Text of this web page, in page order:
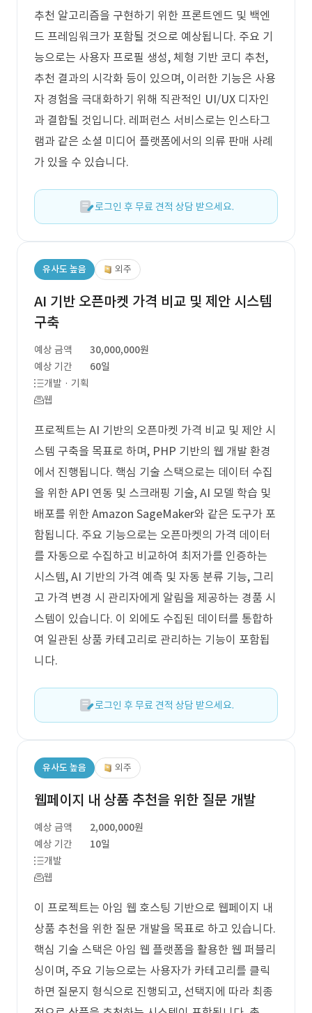
추천 알고리즘을 구현하기 위한 프론트엔드 및 백엔
드 프레임워크가 포함될 것으로 예상됩니다. 주요 기
능으로는 사용자 프로필 생성, 체형 기반 코디 추천,
추천 결과의 시각화 등이 있으며, 이러한 기능은 사용
자 경험을 극대화하기 위해 직관적인 UI/UX 디자인
과 결합될 것입니다. 레퍼런스 서비스로는 인스타그
램과 같은 소셜 미디어 플랫폼에서의 의류 판매 사례
가 있을 수 있습니다.
로그인 후 무료 견적 상담 받으세요.
유사도 높음 외주
AI 기반 오픈마켓 가격 비교 및 제안 시스템
구축
예상 금액
30,000,000원
예상 기간
60일
개발 · 기획
웹
프로젝트는 AI 기반의 오픈마켓 가격 비교 및 제안 시
스템 구축을 목표로 하며, PHP 기반의 웹 개발 환경
에서 진행됩니다. 핵심 기술 스택으로는 데이터 수집
을 위한 API 연동 및 스크래핑 기술, AI 모델 학습 및
배포를 위한 Amazon SageMaker와 같은 도구가 포
함됩니다. 주요 기능으로는 오픈마켓의 가격 데이터
를 자동으로 수집하고 비교하여 최저가를 인증하는
시스템, AI 기반의 가격 예측 및 자동 분류 기능, 그리
고 가격 변경 시 관리자에게 알림을 제공하는 경품 시
스템이 있습니다. 이 외에도 수집된 데이터를 통합하
여 일관된 상품 카테고리로 관리하는 기능이 포함됩
니다.
로그인 후 무료 견적 상담 받으세요.
유사도 높음 외주
웹페이지 내 상품 추천을 위한 질문 개발
예상 금액
2,000,000원
예상 기간
10일
개발
웹
이 프로젝트는 아임 웹 호스팅 기반으로 웹페이지 내
상품 추천을 위한 질문 개발을 목표로 하고 있습니다.
핵심 기술 스택은 아임 웹 플랫폼을 활용한 웹 퍼블리
싱이며, 주요 기능으로는 사용자가 카테고리를 클릭
하면 질문지 형식으로 진행되고, 선택지에 따라 최종